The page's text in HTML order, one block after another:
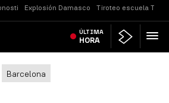
Explosión Damasco Tiroteo escuela
ÚLTIMA
HORA
Barcelona